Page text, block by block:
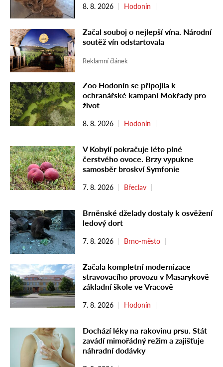
8. 8. 2026 Hodonín
Začal souboj o nejlepší vína. Národní
soutěž vín odstartovala
Reklamní článek
Zoo Hodonín se připojila k
ochranářské kampani Mokřady pro
život
8. 8. 2026 Hodonín
V Kobylí pokračuje léto plné
čerstvého ovoce. Brzy vypukne
samosběr broskví Symfonie
7. 8. 2026 Břeclav
Brněnské dželady dostaly k osvěžení
ledový dort
7. 8. 2026 Brno-město
Začala kompletní modernizace
stravovacího provozu v Masarykově
základní škole ve Vracově
7. 8. 2026 Hodonín
Dochází léky na rakovinu prsu. Stát
zavádí mimořádný režim a zajišťuje
náhradní dodávky